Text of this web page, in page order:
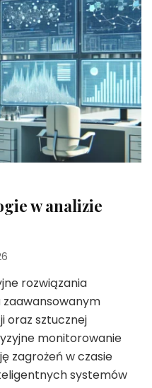
w analizie
rozwiązania
oraz sztucznej
monitorowanie
zagrożeń w czasie
systemów